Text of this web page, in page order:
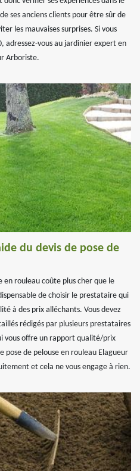
ses anciens clients pour être sûr de
les mauvaises surprises. Si vous
adressez-vous au jardinier expert en
Arboriste.
du devis de pose de
en rouleau coûte plus cher que le
de choisir le prestataire qui
à des prix alléchants. Vous devez
rédigés par plusieurs prestataires
vous offre un rapport qualité/prix
pose de pelouse en rouleau Elagueur
et cela ne vous engage à rien.